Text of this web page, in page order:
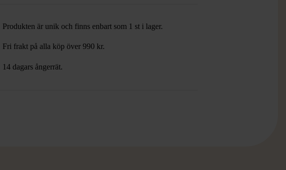
Produkten är unik och finns enbart som 1 st i lager.
Fri frakt på alla köp över 990 kr.
14 dagars ångerrät.